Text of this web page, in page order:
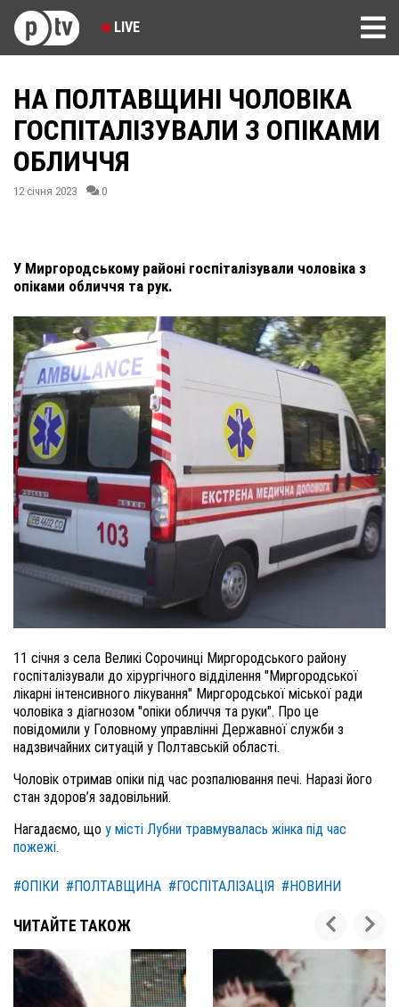
LIVE
НА ПОЛТАВЩИНІ ЧОЛОВІКА
ГОСПІТАЛІЗУВАЛИ З ОПІКАМИ
ОБЛИЧЧЯ
12 січня 2023 0
У Миргородському районі госпіталізували чоловіка з
опіками обличчя та рук.
11 січня з села Великі Сорочинці Миргородського району
госпіталізували до хірургічного відділення "Миргородської
лікарні інтенсивного лікування" Миргородської міської ради
чоловіка з діагнозом "опіки обличчя та руки". Про це
повідомили у Головному управлінні Державної служби з
надзвичайних ситуацій у Полтавській області.
Чоловік отримав опіки під час розпалювання печі. Наразі його
стан здоров’я задовільний.
Нагадаємо, що у місті Лубни травмувалась жінка під час
пожежі.
#ОПІКИ #ПОЛТАВЩИНА #ГОСПІТАЛІЗАЦІЯ #НОВИНИ
ЧИТАЙТЕ ТАКОЖ